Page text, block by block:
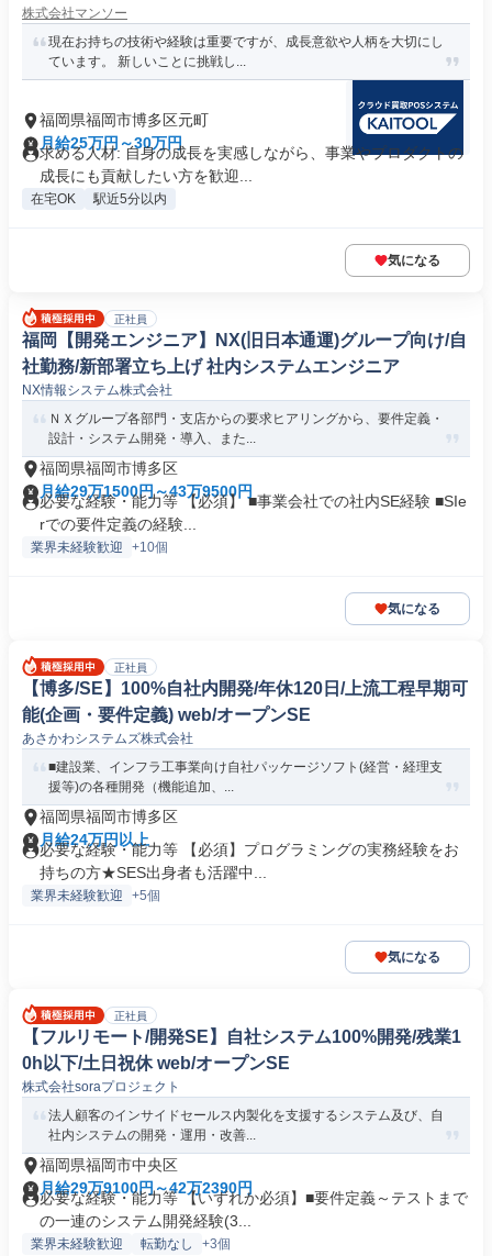
株式会社マンソー
現在お持ちの技術や経験は重要ですが、成長意欲や人柄を大切にし
ています。 新しいことに挑戦し...
福岡県福岡市博多区元町
月給25万円～30万円
求める人材: 自身の成長を実感しながら、事業やプロダクトの
成長にも貢献したい方を歓迎...
在宅OK 駅近5分以内
気になる
正社員
福岡【開発エンジニア】NX(旧日本通運)グループ向け/自
社勤務/新部署立ち上げ 社内システムエンジニア
NX情報システム株式会社
ＮＸグループ各部門・支店からの要求ヒアリングから、要件定義・
設計・システム開発・導入、また...
福岡県福岡市博多区
月給29万1500円～43万9500円
必要な経験・能力等 【必須】 ■事業会社での社内SE経験 ■SIe
rでの要件定義の経験...
業界未経験歓迎 +10個
気になる
正社員
【博多/SE】100%自社内開発/年休120日/上流工程早期可
能(企画・要件定義) web/オープンSE
あさかわシステムズ株式会社
■建設業、インフラ工事業向け自社パッケージソフト(経営・経理支
援等)の各種開発（機能追加、...
福岡県福岡市博多区
月給24万円以上
必要な経験・能力等 【必須】プログラミングの実務経験をお
持ちの方★SES出身者も活躍中...
業界未経験歓迎 +5個
気になる
正社員
【フルリモート/開発SE】自社システム100%開発/残業1
0h以下/土日祝休 web/オープンSE
株式会社soraプロジェクト
法人顧客のインサイドセールス内製化を支援するシステム及び、自
社内システムの開発・運用・改善...
福岡県福岡市中央区
月給29万9100円～42万2390円
必要な経験・能力等 【いずれか必須】■要件定義～テストまで
の一連のシステム開発経験(3...
業界未経験歓迎 転勤なし +3個